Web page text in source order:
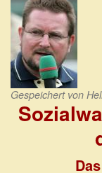
Gespeichert von